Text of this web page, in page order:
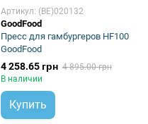
Артикул: (BE)020132
GoodFood
Пресс для гамбургеров HF100
GoodFood
4 258.65 грн 4 895.00 грн
В наличии
Купить